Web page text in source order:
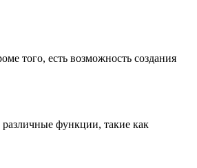
того, есть возможность создания
функции, такие как